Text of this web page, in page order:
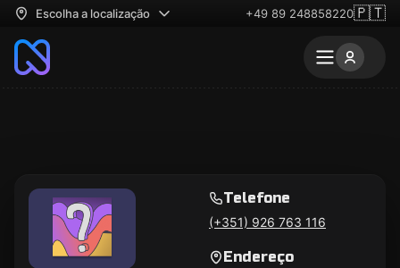
Escolha a localização +49 89 248858220🇵🇹
Telefone
(+351) 926 763 116
Endereço